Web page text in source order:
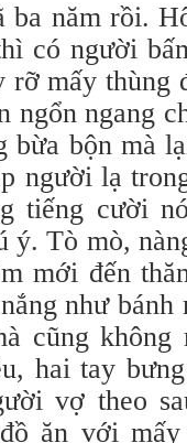
ba năm rồi.
có người
mấy thùng
ngổn ngang
bừa bộn mà
người lạ
tiếng cười
ý. Tò mò,
mới đến
như
cũng
hai tay
vợ theo
ăn với